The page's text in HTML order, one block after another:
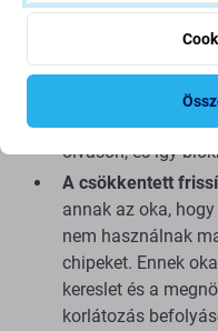
Nem támogatja az
közelségérzékelőt
mivel az
háttérvilágítással
megakadályozza,
olvasón, és így
A csökkentett
annak az oka,
nem használnak
chipeket. Ennek
kereslet és a
korlátozás